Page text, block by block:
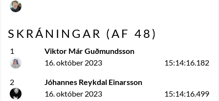
SKRÁNINGAR (AF 48 )
1
Viktor Már Guðmundsson
16. október 2023
15:14:16.182
2
Jóhannes Reykdal Einarsson
16. október 2023
15:14:16.499